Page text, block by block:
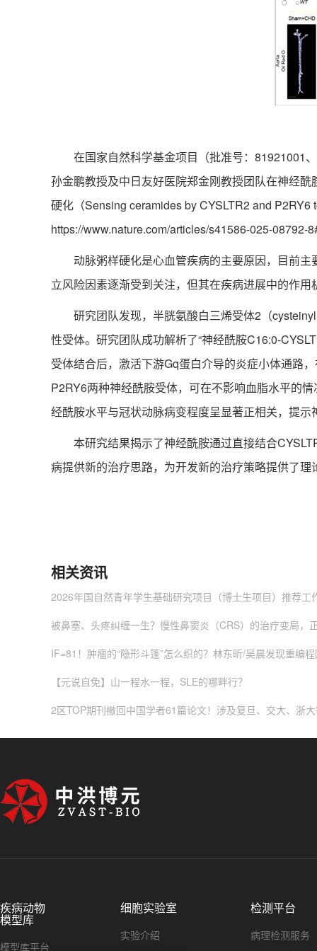
在国家自然科学基金项目（批准号：81921001、
孙金鹏教授及中日友好医院郑金刚教授团队在神经
硬化（Sensing ceramides by CYSLTR2 and
https://www.nature.com/articles/s41586-025-08792-
动脉粥样硬化是心血管疾病的主要原因，目前主
立风险因素逐渐受到关注，但其在疾病进展中的作用
研究团队发现，半胱氨酸白三烯受体2（cysteinyl
性受体。研究团队成功解析了“神经酰胺C16:0-
受体结合后，激活下游Gq蛋白介导的炎症小体通路
P2RY6两种神经酰胺受体，可在不影响血脂水平的
经酰胺水平与冠状动脉病变程度呈显著正相关，提
本研究结果揭示了神经酰胺通过直接结合
病提供新的治疗思路，为开发新的治疗策略提供了理
相关资讯
2026年国自然青年学生基础研究项目（博士生项目）推荐工
被鼻塞、头疼纠缠一生？慢性鼻窦炎（CRS）的治疗变局，
IF=81！肿瘤的“隐形斗篷”怎么织的？林东昕/吴晨发现重编
【元说自免】山一程水一程，SLE的哪畔行？
2区TOP期刊撤回中国学者61篇论文！涉及复旦、交大、浙
疾病动物
模型库
模型库平台
细胞实验室
实验介绍
检测平台
病理检测服务